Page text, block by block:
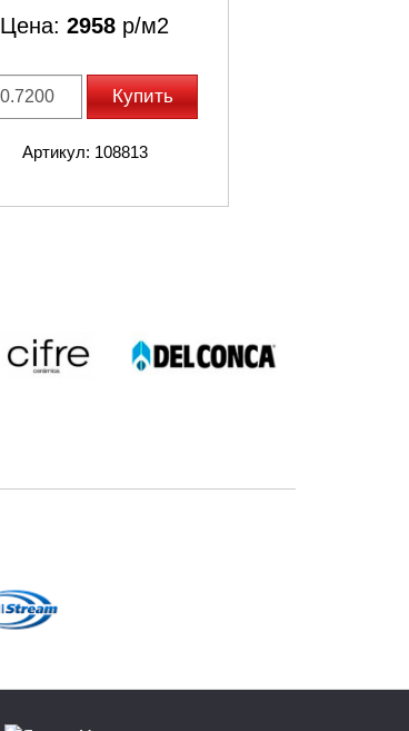
Цена: 2958 р/м2
Купить
Артикул: 108813